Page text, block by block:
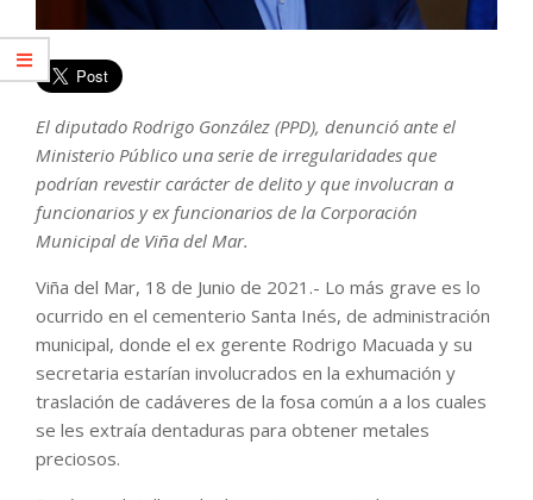
El diputado Rodrigo González (PPD), denunció ante el
Ministerio Público una serie de irregularidades que
podrían revestir carácter de delito y que involucran a
funcionarios y ex funcionarios de la Corporación
Municipal de Viña del Mar.
Viña del Mar, 18 de Junio de 2021.- Lo más grave es lo
ocurrido en el cementerio Santa Inés, de administración
municipal, donde el ex gerente Rodrigo Macuada y su
secretaria estarían involucrados en la exhumación y
traslación de cadáveres de la fosa común a a los cuales
se les extraía dentaduras para obtener metales
preciosos.